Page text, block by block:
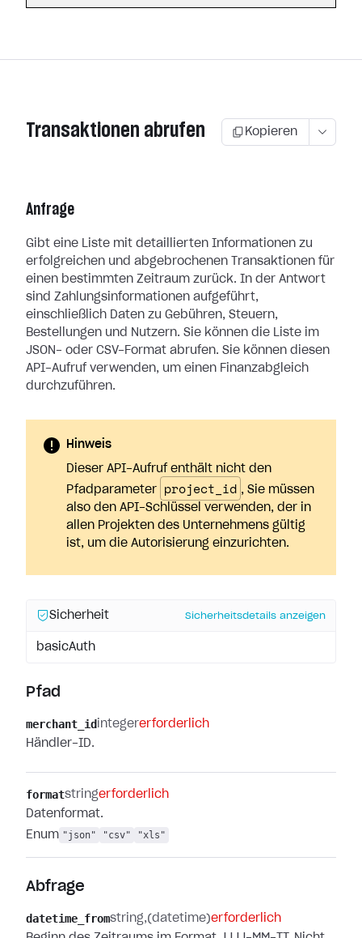
Transaktionen abrufen Kopieren
Anfrage
Gibt eine Liste mit detaillierten Informationen zu
erfolgreichen und abgebrochenen Transaktionen für
einen bestimmten Zeitraum zurück. In der Antwort
sind Zahlungsinformationen aufgeführt,
einschließlich Daten zu Gebühren, Steuern,
Bestellungen und Nutzern. Sie können die Liste im
JSON- oder CSV-Format abrufen. Sie können diesen
API-Aufruf verwenden, um einen Finanzabgleich
durchzuführen.
Hinweis
Dieser API-Aufruf enthält nicht den
Pfadparameter
project_id , Sie müssen
also den API-Schlüssel verwenden, der in
allen Projekten des Unternehmens gültig
ist, um die Autorisierung einzurichten.
Sicherheit Sicherheitsdetails anzeigen
basicAuth
Pfad
merchant_id integererforderlich
Händler-ID.
formatstringerforderlich
Datenformat.
Enum "json" "csv" "xls"
Abfrage
datetime_fromstring (datetime)erforderlich